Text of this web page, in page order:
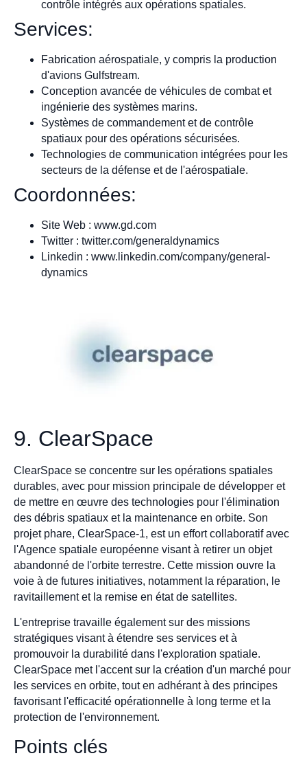
contrôle intégrés aux opérations spatiales.
Services:
Fabrication aérospatiale, y compris la production
d'avions Gulfstream.
Conception avancée de véhicules de combat et
ingénierie des systèmes marins.
Systèmes de commandement et de contrôle
spatiaux pour des opérations sécurisées.
Technologies de communication intégrées pour les
secteurs de la défense et de l'aérospatiale.
Coordonnées:
Site Web : www.gd.com
Twitter : twitter.com/generaldynamics
Linkedin : www.linkedin.com/company/general-
dynamics
9. ClearSpace
ClearSpace se concentre sur les opérations spatiales
durables, avec pour mission principale de développer et
de mettre en œuvre des technologies pour l'élimination
des débris spatiaux et la maintenance en orbite. Son
projet phare, ClearSpace-1, est un effort collaboratif avec
l'Agence spatiale européenne visant à retirer un objet
abandonné de l'orbite terrestre. Cette mission ouvre la
voie à de futures initiatives, notamment la réparation, le
ravitaillement et la remise en état de satellites.
L'entreprise travaille également sur des missions
stratégiques visant à étendre ses services et à
promouvoir la durabilité dans l'exploration spatiale.
ClearSpace met l'accent sur la création d'un marché pour
les services en orbite, tout en adhérant à des principes
favorisant l'efficacité opérationnelle à long terme et la
protection de l'environnement.
Points clés